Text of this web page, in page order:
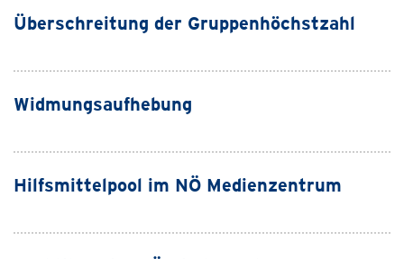
Überschreitung der Gruppenhöchstzahl
Widmungsaufhebung
Hilfsmittelpool im NÖ Medienzentrum